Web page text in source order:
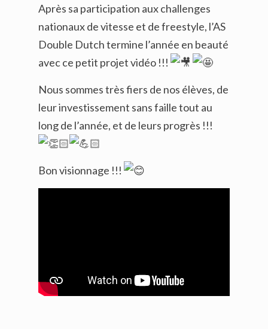
Après sa participation aux challenges
nationaux de vitesse et de freestyle, l’AS
Double Dutch termine l’année en beauté
avec ce petit projet vidéo !!!
Nous sommes très fiers de nos élèves, de
leur investissement sans faille tout au
long de l’année, et de leurs progrès !!!
Bon visionnage !!!